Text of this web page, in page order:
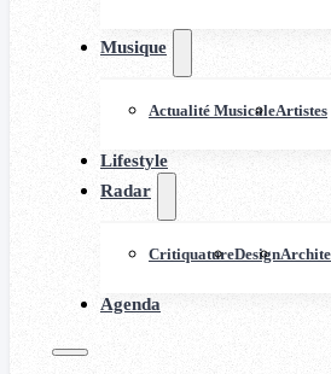
Musique
Actualité MusicaleArtistes
Lifestyle
Radar
CritiquatureDesign
Agenda